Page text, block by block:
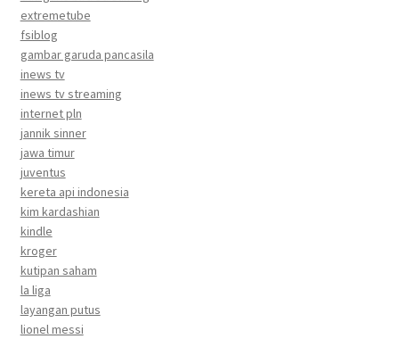
extremetube
fsiblog
gambar garuda pancasila
inews tv
inews tv streaming
internet pln
jannik sinner
jawa timur
juventus
kereta api indonesia
kim kardashian
kindle
kroger
kutipan saham
la liga
layangan putus
lionel messi